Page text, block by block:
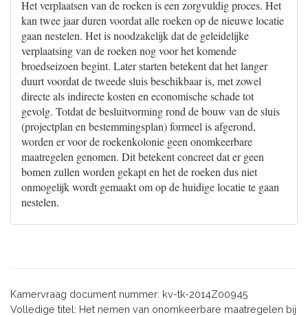
Het verplaatsen van de roeken is een zorgvuldig proces. Het
kan twee jaar duren voordat alle roeken op de nieuwe locatie
gaan nestelen. Het is noodzakelijk dat de geleidelijke
verplaatsing van de roeken nog voor het komende
broedseizoen begint. Later starten betekent dat het langer
duurt voordat de tweede sluis beschikbaar is, met zowel
directe als indirecte kosten en economische schade tot
gevolg. Totdat de besluitvorming rond de bouw van de sluis
(projectplan en bestemmingsplan) formeel is afgerond,
worden er voor de roekenkolonie geen onomkeerbare
maatregelen genomen. Dit betekent concreet dat er geen
bomen zullen worden gekapt en het de roeken dus niet
onmogelijk wordt gemaakt om op de huidige locatie te gaan
nestelen.
Kamervraag document nummer: kv-tk-2014Z00945
Volledige titel: Het nemen van onomkeerbare maatregelen bij